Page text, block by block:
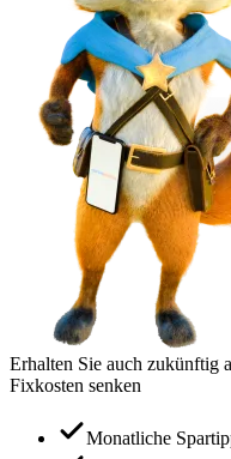
Erhalten Sie auch zukünftig
Fixkosten senken
Monatliche